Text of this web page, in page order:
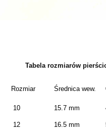
Tabela rozmiarów
Rozmiar Średnica wew.
10 15.7 mm
12 16.5 mm